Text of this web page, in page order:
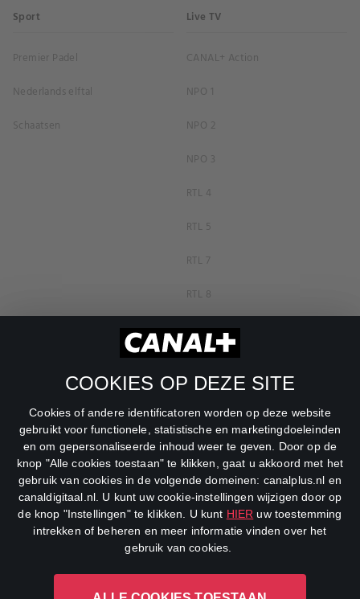
COOKIES OP DEZE SITE
Cookies of andere identificatoren worden op deze website
gebruikt voor functionele, statistische en marketingdoeleinden
en om gepersonaliseerde inhoud weer te geven. Door op de
knop "Alle cookies toestaan" te klikken, gaat u akkoord met het
gebruik van cookies in de volgende domeinen: canalplus.nl en
canaldigitaal.nl. U kunt uw cookie-instellingen wijzigen door op
de knop "Instellingen" te klikken. U kunt HIER uw toestemming
intrekken of beheren en meer informatie vinden over het
gebruik van cookies.
Sport
Premier Padel
Nederlands elftal
Schaatsen
Live TV
CANAL+ Action
NPO 1
NPO 2
NPO 3
RTL 4
RTL 5
RTL 7
RTL 8
RTL Z
SBS6
Net5
Veronica
DreamWorks Channel